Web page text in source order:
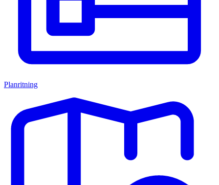
Planritning